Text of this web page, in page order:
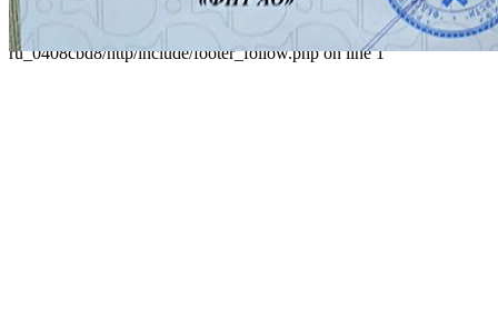
Parse error: syntax error, unexpected 'data' (T_STRING), expecting
']' in /home/virtwww/w_dvorec39-
ru_0408cbd8/http/include/footer_follow.php on line 1